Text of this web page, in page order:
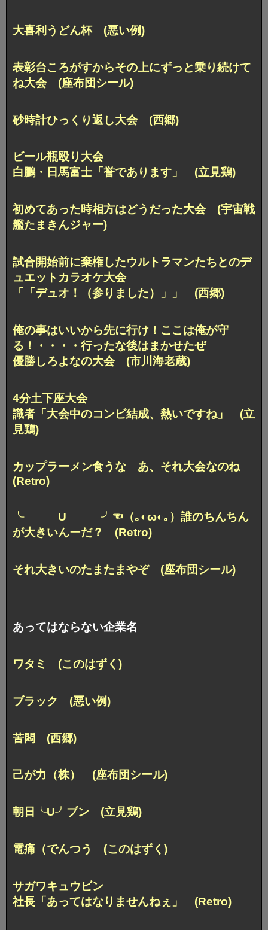
大喜利うどん杯 (悪い例)
表彰台ころがすからその上にずっと乗り続けて
ね大会 (座布団シール)
砂時計ひっくり返し大会 (西郷)
ビール瓶殴り大会
白鵬・日馬富士「誉であります」 (立見鶏)
初めてあった時相方はどうだった大会 (宇宙戦
艦たまきんジャー)
試合開始前に棄権したウルトラマンたちとのデ
ュエットカラオケ大会
「「デュオ！（参りました）」」 (西郷)
俺の事はいいから先に行け！ここは俺が守
る！
・・・・行ったな後はまかせたぜ
優勝しろよなの大会 (市川海老蔵)
4分土下座大会
識者「大会中のコンビ結成、熱いですね」 (立
見鶏)
カップラーメン食うな あ、それ大会なのね
(Retro)
╰ U ╯☜（｡◐ω◐｡）誰のちんちん
が大きいんーだ？ (Retro)
それ大きいのたまたまやぞ (座布団シール)
あってはならない企業名
ワタミ (このはずく)
ブラック (悪い例)
苦悶 (西郷)
己が力（株） (座布団シール)
朝日╰U╯ブン (立見鶏)
電痛（でんつう (このはずく)
サガワキュウビン
社長「あってはなりませんねぇ」 (Retro)